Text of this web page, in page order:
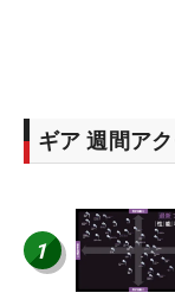
ギア 週間ア
1